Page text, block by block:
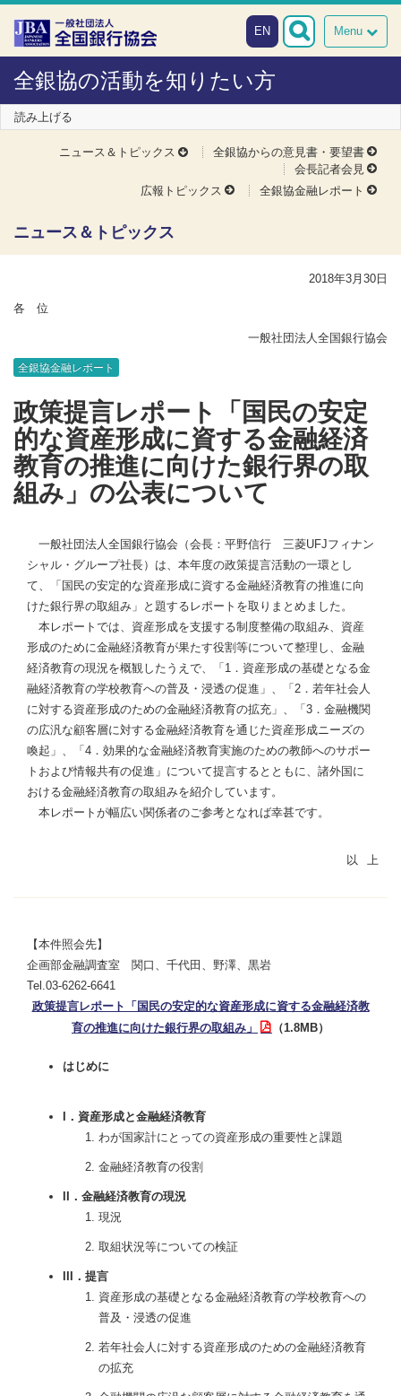
本文へスキップ
障がい者向け相談窓口
Menu
EN
全銀協の活動を知りたい方
読み上げる
ニュース＆トピックス
全銀協からの意見書・要望書
会長記者会見
広報トピックス
全銀協金融レポート
ニュース＆トピックス
2018年3月30日
各 位
一般社団法人全国銀行協会
全銀協金融レポート
政策提言レポート「国民の安定
的な資産形成に資する金融経済
教育の推進に向けた銀行界の取
組み」の公表について
一般社団法人全国銀行協会（会長：平野信行 三菱UFJフィナン
シャル・グループ社長）は、本年度の政策提言活動の一環とし
て、「国民の安定的な資産形成に資する金融経済教育の推進に向
けた銀行界の取組み」と題するレポートを取りまとめました。
本レポートでは、資産形成を支援する制度整備の取組み、資産
形成のために金融経済教育が果たす役割等について整理し、金融
経済教育の現況を概観したうえで、「1．資産形成の基礎となる金
融経済教育の学校教育への普及・浸透の促進」、「2．若年社会人
に対する資産形成のための金融経済教育の拡充」、「3．金融機関
の広汎な顧客層に対する金融経済教育を通じた資産形成ニーズの
喚起」、「4．効果的な金融経済教育実施のための教師へのサポー
トおよび情報共有の促進」について提言するとともに、諸外国に
おける金融経済教育の取組みを紹介しています。
本レポートが幅広い関係者のご参考となれば幸甚です。
【本件照会先】
企画部金融調査室 関口、千代田、野澤、黒岩
Tel.03-6262-6641
政策提言レポート「国民の安定的な資産形成に資する金融経済教
育の推進に向けた銀行界の取組み」
（1.8MB）
はじめに
I．資産形成と金融経済教育
わが国家計にとっての資産形成の重要性と課題
金融経済教育の役割
II．金融経済教育の現況
現況
取組状況等についての検証
III．提言
資産形成の基礎となる金融経済教育の学校教育への
普及・浸透の促進
若年社会人に対する資産形成のための金融経済教育
の拡充